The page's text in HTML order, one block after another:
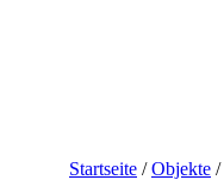
Startseite /Objekte /